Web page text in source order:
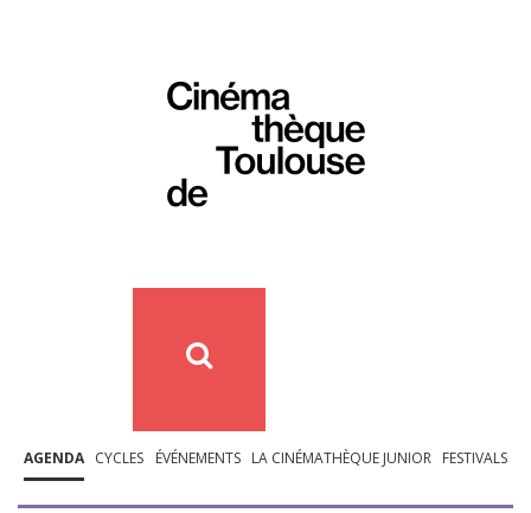
AGENDA CYCLES ÉVÉNEMENTS LA CINÉMATHÈQUE JUNIOR FESTIVALS